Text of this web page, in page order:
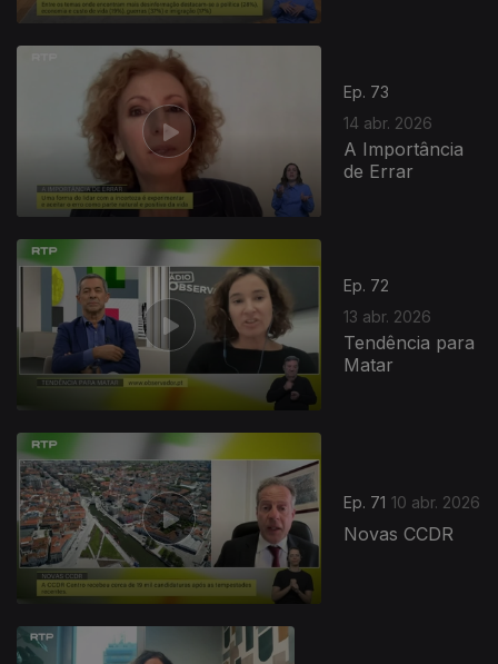
Ep. 73
14 abr. 2026
A Importância
de Errar
Ep. 72
13 abr. 2026
Tendência para
Matar
Ep. 71 10 abr. 2026
Novas CCDR